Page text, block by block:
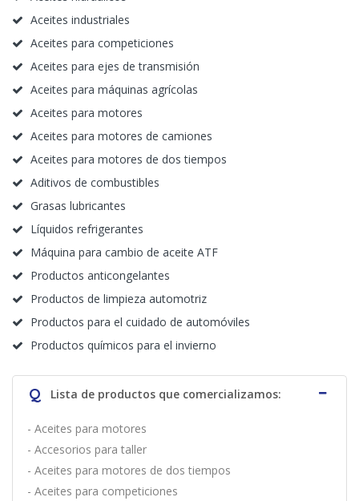
Aceites industriales
Aceites para competiciones
Aceites para ejes de transmisión
Aceites para máquinas agrícolas
Aceites para motores
Aceites para motores de camiones
Aceites para motores de dos tiempos
Aditivos de combustibles
Grasas lubricantes
Líquidos refrigerantes
Máquina para cambio de aceite ATF
Productos anticongelantes
Productos de limpieza automotriz
Productos para el cuidado de automóviles
Productos químicos para el invierno
Q Lista de productos que comercializamos:
- Aceites para motores
- Accesorios para taller
- Aceites para motores de dos tiempos
- Aceites para competiciones